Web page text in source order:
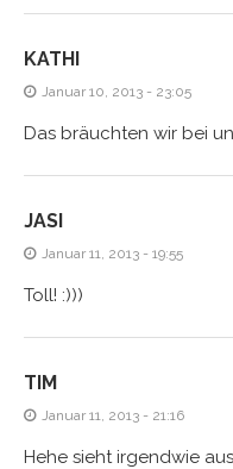
KATHI
Januar 10, 2013 - 23:05
Das bräuchten wir bei
JASI
Januar 11, 2013 - 19:55
Toll! :)))
TIM
Januar 11, 2013 - 21:16
Hehe sieht irgendwie